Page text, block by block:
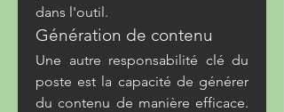
dans l'outil.
Génération de contenu
Une autre responsabilité clé du
poste est la capacité de générer
du contenu de manière efficace.